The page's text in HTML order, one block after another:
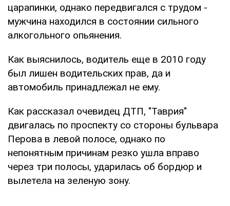
царапинки, однако передвигался с трудом -
мужчина находился в состоянии сильного
алкогольного опьянения.
Как выяснилось, водитель еще в 2010 году
был лишен водительских прав, да и
автомобиль принадлежал не ему.
Как рассказал очевидец ДТП, "Таврия"
двигалась по проспекту со стороны бульвара
Перова в левой полосе, однако по
непонятным причинам резко ушла вправо
через три полосы, ударилась об бордюр и
вылетела на зеленую зону.